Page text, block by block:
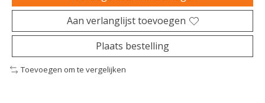
Aan verlanglijst toevoegen
Plaats bestelling
Toevoegen om te vergelijken